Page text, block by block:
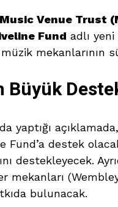
Music Venue Trust
Fund adlı
mekanlarının
Büyük
yaptığı
Fund’a destek
destekleyecek.
mekanları
bulunacak.